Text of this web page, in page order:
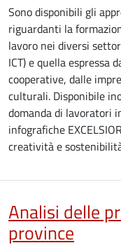
Sono disponibili gli
riguardanti la
lavoro nei diversi
ICT) e quella espressa
cooperative, dalle
culturali. Disponibile
domanda di lavoratori
infografiche
creatività e
Analisi delle
province